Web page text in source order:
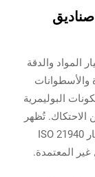
صناديق
المواد والدقة
والأسطوانات
البوليمرية
الاحتكاك. تُظهر
المعدات التي تستخدم محاور متوازنة وفقًا لمعيار ISO 21940